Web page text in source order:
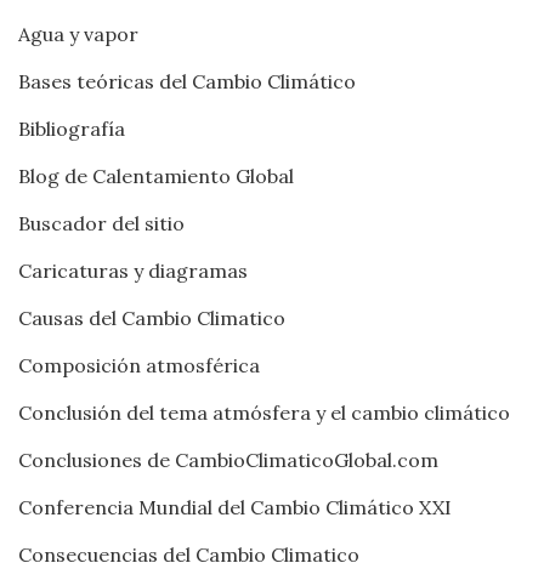
Agua y vapor
Bases teóricas del Cambio Climático
Bibliografía
Blog de Calentamiento Global
Buscador del sitio
Caricaturas y diagramas
Causas del Cambio Climatico
Composición atmosférica
Conclusión del tema atmósfera y el cambio climático
Conclusiones de CambioClimaticoGlobal.com
Conferencia Mundial del Cambio Climático XXI
Consecuencias del Cambio Climatico